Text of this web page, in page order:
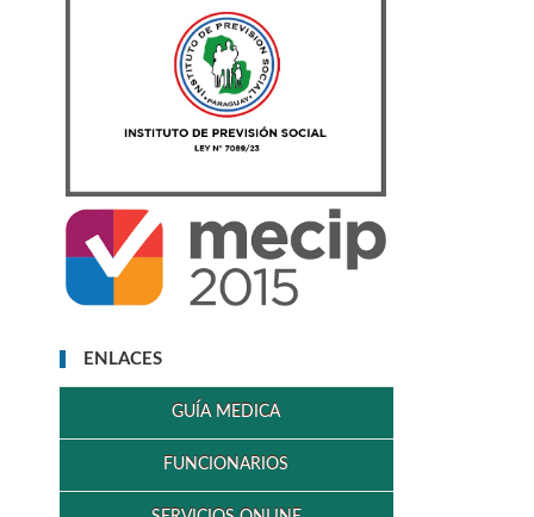
ENLACES
GUÍA MEDICA
FUNCIONARIOS